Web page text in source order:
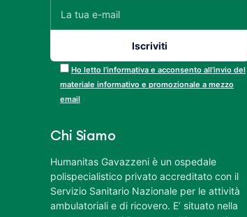
Ho letto l’informativa e acconsento all’invio del
materiale informativo e promozionale a mezzo
email
Chi Siamo
Humanitas Gavazzeni è un ospedale
polispecialistico privato accreditato con il
Servizio Sanitario Nazionale per le attività
ambulatoriali e di ricovero. E’ situato nella